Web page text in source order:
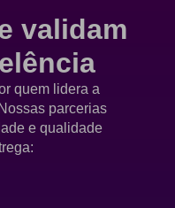
validam
quem lidera a
parcerias
e qualidade